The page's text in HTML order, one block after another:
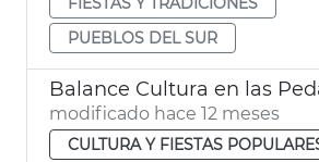
PUEBLOS DEL SUR
modificado hace 12 meses
CULTURA Y FIESTAS